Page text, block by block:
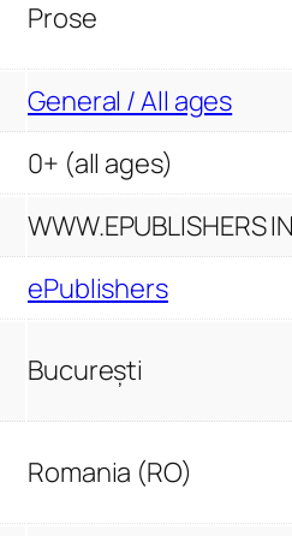
Prose
General / All ages
0+ (all ages)
WWW.EPUBLISHERS
ePublishers
București
Romania (RO)